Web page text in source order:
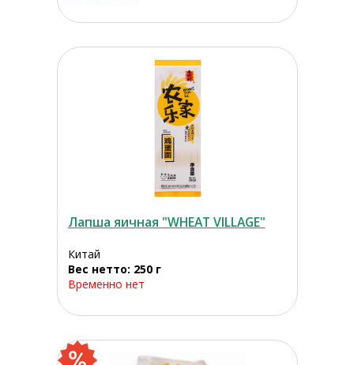
Лапша яичная "WHEAT VILLAGE"
Китай
Вес нетто: 250 г
Временно нет